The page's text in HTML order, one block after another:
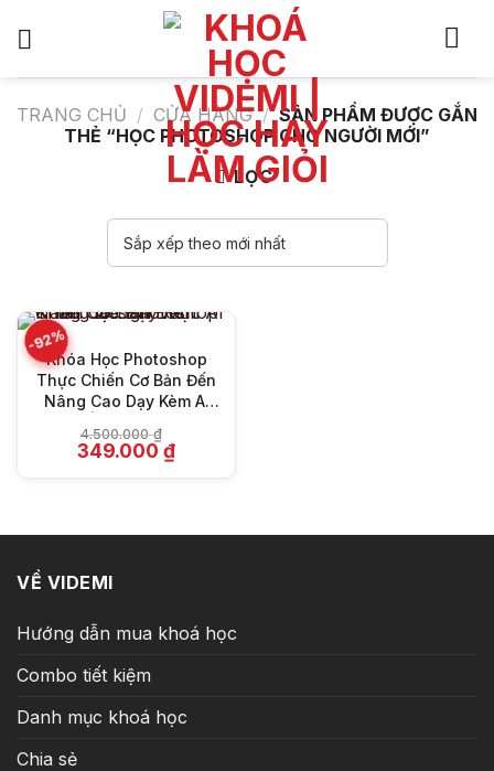
TRANG CHỦ / CỬA HÀNG / SẢN PHẨM ĐƯỢC GẮN
THẺ “HỌC PHOTOSHOP CHO NGƯỜI MỚI”
LỌC
-92%
Khóa Học Photoshop
Thực Chiến Cơ Bản Đến
Nâng Cao Dạy Kèm AI
4.500.000₫
Giá
gốc
349.000 ₫Giá
VỀ VIDEMI
Hướng dẫn mua khoá học
Combo tiết kiệm
Danh mục khoá học
Chia sẻ